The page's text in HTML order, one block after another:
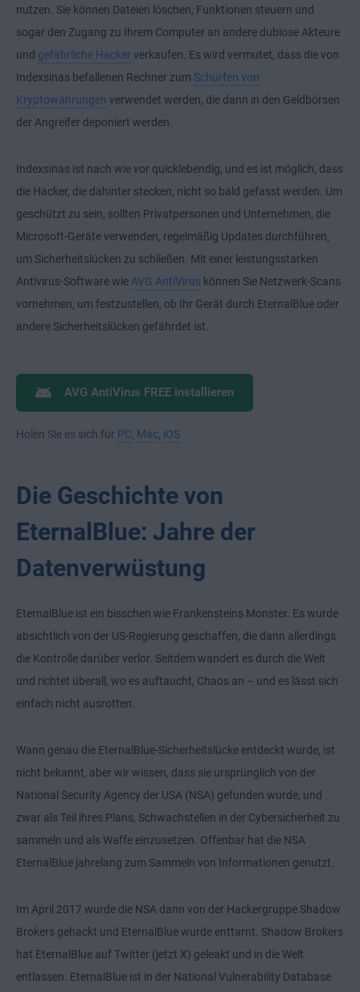
nutzen. Sie können Dateien löschen, Funktionen steuern und
sogar den Zugang zu Ihrem Computer an andere dubiose Akteure
und gefährliche Hacker verkaufen. Es wird vermutet, dass die von
Indexsinas befallenen Rechner zum Schürfen von
Kryptowährungen verwendet werden, die dann in den Geldbörsen
der Angreifer deponiert werden.
Indexsinas ist nach wie vor quicklebendig, und es ist möglich, dass
die Hacker, die dahinter stecken, nicht so bald gefasst werden. Um
geschützt zu sein, sollten Privatpersonen und Unternehmen, die
Microsoft-Geräte verwenden, regelmäßig Updates durchführen,
um Sicherheitslücken zu schließen. Mit einer leistungsstarken
Antivirus-Software wieAVG AntiVirus können Sie Netzwerk-Scans
vornehmen, um festzustellen, ob Ihr Gerät durch EternalBlue oder
andere Sicherheitslücken gefährdet ist.
AVG AntiVirus FREE installieren
Holen Sie es sich für PC, Mac, iOS
Die Geschichte von
EternalBlue: Jahre der
Datenverwüstung
EternalBlue ist ein bisschen wie Frankensteins Monster. Es wurde
absichtlich von der US-Regierung geschaffen, die dann allerdings
die Kontrolle darüber verlor. Seitdem wandert es durch die Welt
und richtet überall, wo es auftaucht, Chaos an – und es lässt sich
einfach nicht ausrotten.
Wann genau die EternalBlue-Sicherheitslücke entdeckt wurde, ist
nicht bekannt, aber wir wissen, dass sie ursprünglich von der
National Security Agency der USA (NSA) gefunden wurde, und
zwar als Teil ihres Plans, Schwachstellen in der Cybersicherheit zu
sammeln und als Waffe einzusetzen. Offenbar hat die NSA
EternalBlue jahrelang zum Sammeln von Informationen genutzt.
Im April 2017 wurde die NSA dann von der Hackergruppe Shadow
Brokers gehackt und EternalBlue wurde enttarnt. Shadow Brokers
hat EternalBlue auf Twitter (jetzt X) geleakt und in die Welt
entlassen. EternalBlue ist in der National Vulnerability Database